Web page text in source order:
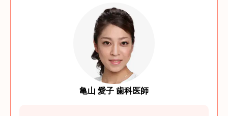
亀山 愛子 歯科医師